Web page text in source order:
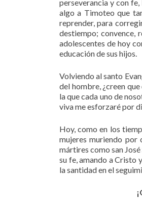
perseverancia y con
algo a Timoteo que
reprender, para
destiempo; convence,
adolescentes de hoy
educación de sus hijos.
Volviendo al santo
del hombre, ¿creen
la que cada uno de
viva me esforzaré por
Hoy, como en los
mujeres muriendo por
mártires como san
su fe, amando a Cristo
la santidad en el